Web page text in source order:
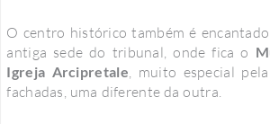
O centro histórico também é
antiga sede do tribunal, onde fica o
Igreja Arcipretale , muito especial
fachadas, uma diferente da outra.